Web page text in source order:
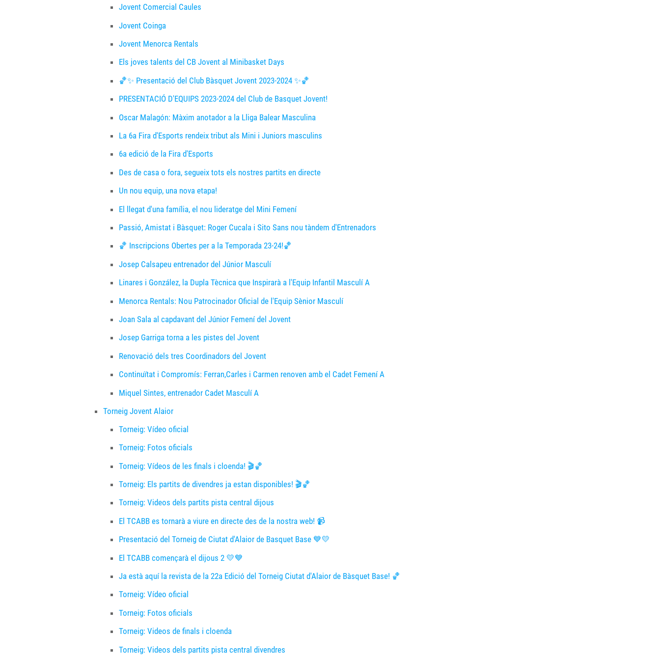
Jovent Comercial Caules
Jovent Coinga
Jovent Menorca Rentals
Els joves talents del CB Jovent al Minibasket Days
🏀✨ Presentació del Club Bàsquet Jovent 2023-2024 ✨🏀
PRESENTACIÓ D'EQUIPS 2023-2024 del Club de Basquet Jovent!
Oscar Malagón: Màxim anotador a la Lliga Balear Masculina
La 6a Fira d'Esports rendeix tribut als Mini i Juniors masculins
6a edició de la Fira d'Esports
Des de casa o fora, segueix tots els nostres partits en directe
Un nou equip, una nova etapa!
El llegat d'una família, el nou lideratge del Mini Femení
Passió, Amistat i Bàsquet: Roger Cucala i Sito Sans nou tàndem d'Entrenadors
🏀 Inscripcions Obertes per a la Temporada 23-24!🏀
Josep Calsapeu entrenador del Júnior Masculí
Linares i González, la Dupla Tècnica que Inspirarà a l'Equip Infantil Masculí A
Menorca Rentals: Nou Patrocinador Oficial de l'Equip Sènior Masculí
Joan Sala al capdavant del Júnior Femení del Jovent
Josep Garriga torna a les pistes del Jovent
Renovació dels tres Coordinadors del Jovent
Continuïtat i Compromís: Ferran,Carles i Carmen renoven amb el Cadet Femení A
Miquel Sintes, entrenador Cadet Masculí A
Torneig Jovent Alaior
Torneig: Vídeo oficial
Torneig: Fotos oficials
Torneig: Vídeos de les finals i cloenda! 🎬🏀
Torneig: Els partits de divendres ja estan disponibles! 🎬🏀
Torneig: Videos dels partits pista central dijous
El TCABB es tornarà a viure en directe des de la nostra web! 📹
Presentació del Torneig de Ciutat d'Alaior de Basquet Base 💙💛
El TCABB començarà el dijous 2 💛💙
Ja està aquí la revista de la 22a Edició del Torneig Ciutat d'Alaior de Bàsquet Base! 🏀
Torneig: Vídeo oficial
Torneig: Fotos oficials
Torneig: Videos de finals i cloenda
Torneig: Videos dels partits pista central divendres